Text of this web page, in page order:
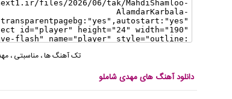
تک آهنگ ها، مناسبتی ،
دانلود آهنگ های مهدی شاملو